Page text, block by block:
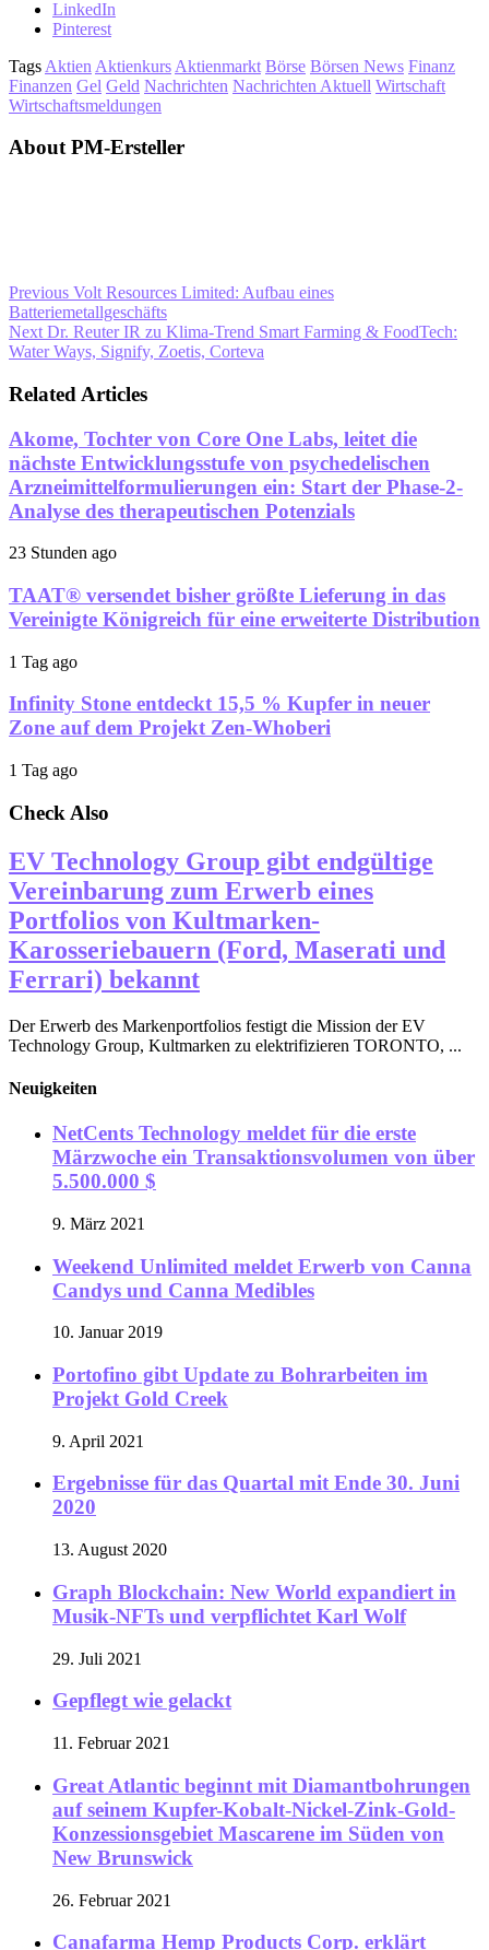
LinkedIn
Pinterest
Tags Aktien Aktienkurs Aktienmarkt Börse Börsen News Finanz
Finanzen Gel Geld Nachrichten Nachrichten Aktuell Wirtschaft
Wirtschaftsmeldungen
About PM-Ersteller
Previous Volt Resources Limited: Aufbau eines
Batteriemetallgeschäfts
Next Dr. Reuter IR zu Klima-Trend Smart Farming & FoodTech:
Water Ways, Signify, Zoetis, Corteva
Related Articles
Akome, Tochter von Core One Labs, leitet die
nächste Entwicklungsstufe von psychedelischen
Arzneimittelformulierungen ein: Start der Phase-2-
Analyse des therapeutischen Potenzials
23 Stunden ago
TAAT® versendet bisher größte Lieferung in das
Vereinigte Königreich für eine erweiterte Distribution
1 Tag ago
Infinity Stone entdeckt 15,5 % Kupfer in neuer
Zone auf dem Projekt Zen-Whoberi
1 Tag ago
Check Also
EV Technology Group gibt endgültige
Vereinbarung zum Erwerb eines
Portfolios von Kultmarken-
Karosseriebauern (Ford, Maserati und
Ferrari) bekannt
Der Erwerb des Markenportfolios festigt die Mission der EV
Technology Group, Kultmarken zu elektrifizieren TORONTO, ...
Neuigkeiten
NetCents Technology meldet für die erste
Märzwoche ein Transaktionsvolumen von über
5.500.000 $
9. März 2021
Weekend Unlimited meldet Erwerb von Canna
Candys und Canna Medibles
10. Januar 2019
Portofino gibt Update zu Bohrarbeiten im
Projekt Gold Creek
9. April 2021
Ergebnisse für das Quartal mit Ende 30. Juni
2020
13. August 2020
Graph Blockchain: New World expandiert in
Musik-NFTs und verpflichtet Karl Wolf
29. Juli 2021
Gepflegt wie gelackt
11. Februar 2021
Great Atlantic beginnt mit Diamantbohrungen
auf seinem Kupfer-Kobalt-Nickel-Zink-Gold-
Konzessionsgebiet Mascarene im Süden von
New Brunswick
26. Februar 2021
Canafarma Hemp Products Corp. erklärt